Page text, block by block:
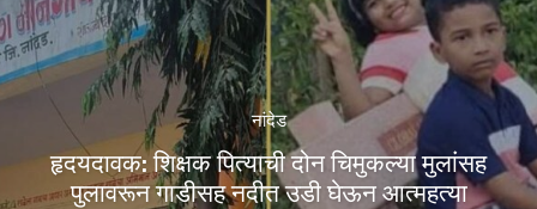
नांदेड
हृदयदावक: शिक्षक पित्याची दोन चिमुकल्या मुलांसह
पुलावरून गाडीसह नदीत उडी घेऊन आत्महत्या